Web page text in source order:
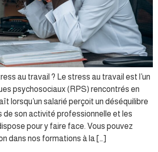
au travail ? Le stress au travail est l’un
psychosociaux (RPS) rencontrés en
lorsqu’un salarié perçoit un déséquilibre
de son activité professionnelle et les
pour y faire face. Vous pouvez
dans nos formations à la […]